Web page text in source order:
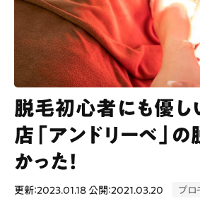
脱毛初心者にも優し
店「アンドリーベ」
かった！
更新：2023.01.18 公開：2021.03.20 プロ